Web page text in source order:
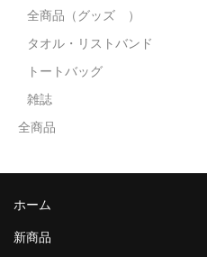
全商品（グッズ ）
タオル・リストバンド
トートバッグ
雑誌
全商品
ホーム
新商品